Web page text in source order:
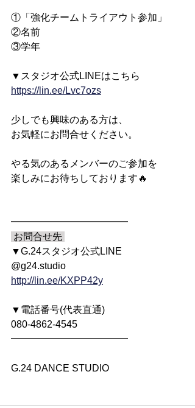
①「強化チームトライアウト参加」
②名前
③学年
▼スタジオ公式LINEはこちら
https://lin.ee/Lvc7ozs
少しでも興味のある方は、
お気軽にお問合せください。
やる気のあるメンバーのご参加を
楽しみにお待ちしております🔥
━━━━━━━━━━━━
お問合せ先
▼G.24スタジオ公式LINE
@g24.studio
http://lin.ee/KXPP42y
▼電話番号(代表直通)
080-4862-4545
━━━━━━━━━━━━
G.24 DANCE STUDIO